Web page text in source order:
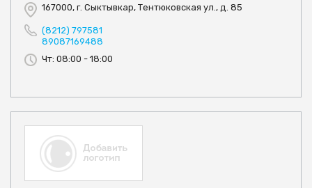
167000, г. Сыктывкар, Тентюковская ул., д. 85
(8212) 797581
89087169488
Чт: 08:00 - 18:00